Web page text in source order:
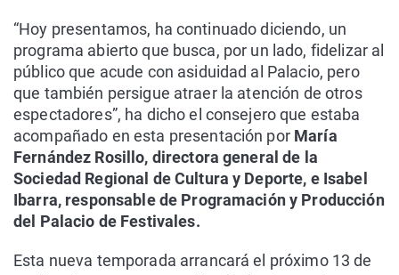
“Hoy presentamos, ha continuado diciendo, un
programa abierto que busca, por un lado, fidelizar al
público que acude con asiduidad al Palacio, pero
que también persigue atraer la atención de otros
espectadores”, ha dicho el consejero que estaba
acompañado en esta presentación por María
Fernández Rosillo, directora general de la
Sociedad Regional de Cultura y Deporte, e Isabel
Ibarra, responsable de Programación y Producción
del Palacio de Festivales.
Esta nueva temporada arrancará el próximo 13 de